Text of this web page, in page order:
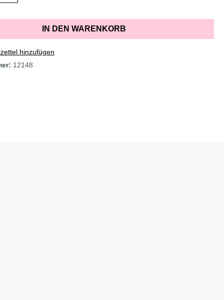
IN DEN WARENKORB
hinzufügen
12148